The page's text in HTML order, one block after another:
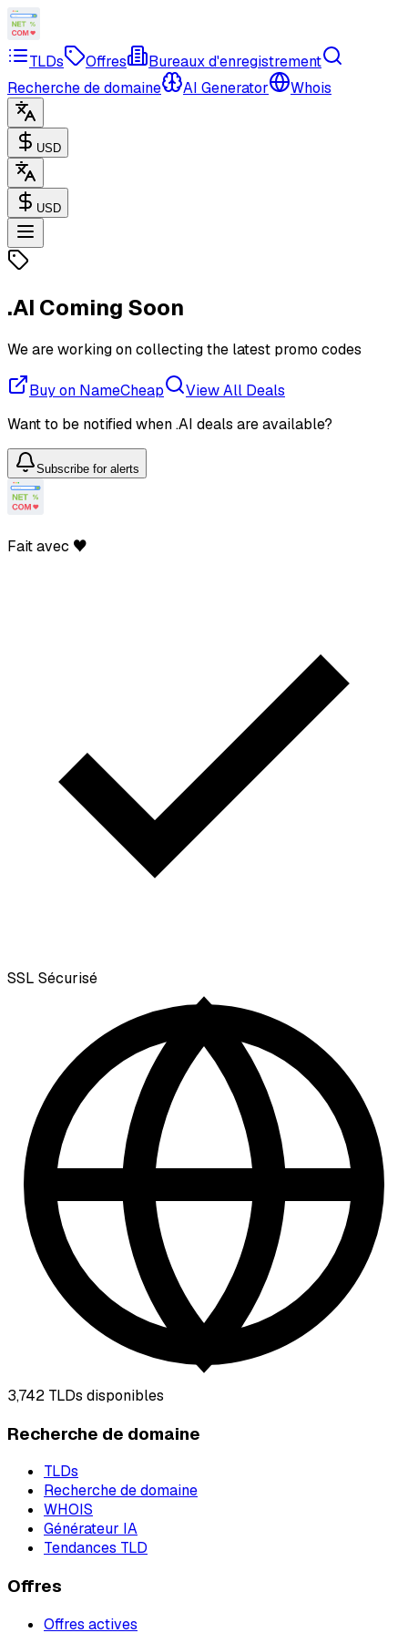
TLDs Offres
Bureaux d'enregistrement
Recherche de domaine
AI Generator Whois
USD
USD
.AI Coming Soon
We are working on collecting the latest promo codes
Buy on NameCheap
View All Deals
Want to be notified when .AI deals are available?
Subscribe for alerts
Fait avec ♥
SSL Sécurisé
3,742 TLDs disponibles
Recherche de domaine
TLDs
Recherche de domaine
WHOIS
Générateur IA
Tendances TLD
Offres
Offres actives